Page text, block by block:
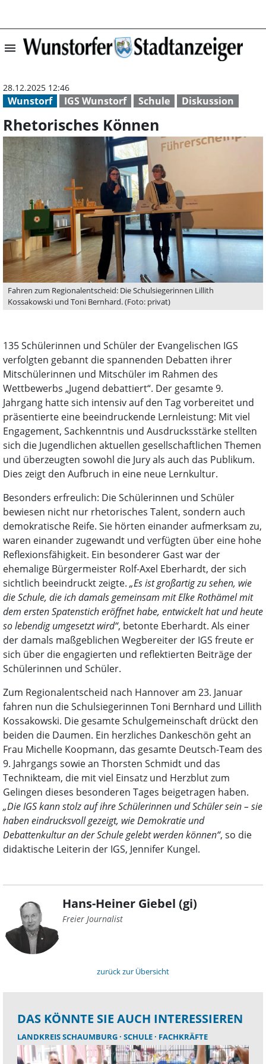
menu Rhetorisches
Wunstorf IGS Wunstorf Schule Diskussion
28.12.2025 12:46
Rhetorisches Können
Fahren zum Regionalentscheid: Die Schulsiegerinnen Lillith
Kossakowski und Toni Bernhard. (Foto: privat)
135 Schülerinnen und Schüler der Evangelischen IGS
verfolgten gebannt die spannenden Debatten ihrer
Mitschülerinnen und Mitschüler im Rahmen des
Wettbewerbs „Jugend debattiert“. Der gesamte 9.
Jahrgang hatte sich intensiv auf den Tag vorbereitet und
präsentierte eine beeindruckende Lernleistung: Mit viel
Engagement, Sachkenntnis und Ausdrucksstärke stellten
sich die Jugendlichen aktuellen gesellschaftlichen Themen
und überzeugten sowohl die Jury als auch das Publikum.
Dies zeigt den Aufbruch in eine neue Lernkultur.
Besonders erfreulich: Die Schülerinnen und Schüler
bewiesen nicht nur rhetorisches Talent, sondern auch
demokratische Reife. Sie hörten einander aufmerksam zu,
waren einander zugewandt und verfügten über eine hohe
Reflexionsfähigkeit. Ein besonderer Gast war der
ehemalige Bürgermeister Rolf-Axel Eberhardt, der sich
sichtlich beeindruckt zeigte. „Es ist großartig zu sehen, wie
die Schule, die ich damals gemeinsam mit Elke Rothämel mit
dem ersten Spatenstich eröffnet habe, entwickelt hat und heute
so lebendig umgesetzt wird“, betonte Eberhardt. Als einer
der damals maßgeblichen Wegbereiter der IGS freute er
sich über die engagierten und reflektierten Beiträge der
Schülerinnen und Schüler.
Zum Regionalentscheid nach Hannover am 23. Januar
fahren nun die Schulsiegerinnen Toni Bernhard und Lillith
Kossakowski. Die gesamte Schulgemeinschaft drückt den
beiden die Daumen. Ein herzliches Dankeschön geht an
Frau Michelle Koopmann, das gesamte Deutsch-Team des
9. Jahrgangs sowie an Thorsten Schmidt und das
Technikteam, die mit viel Einsatz und Herzblut zum
Gelingen dieses besonderen Tages beigetragen haben.
„Die IGS kann stolz auf ihre Schülerinnen und Schüler sein – sie
haben eindrucksvoll gezeigt, wie Demokratie und
Debattenkultur an der Schule gelebt werden können“, so die
didaktische Leiterin der IGS, Jennifer Kungel.
Hans-Heiner Giebel (gi)
Freier Journalist
zurück zur Übersicht
DAS KÖNNTE SIE AUCH INTERESSIEREN
LANDKREIS SCHAUMBURG SCHULE FACHKRÄFTE